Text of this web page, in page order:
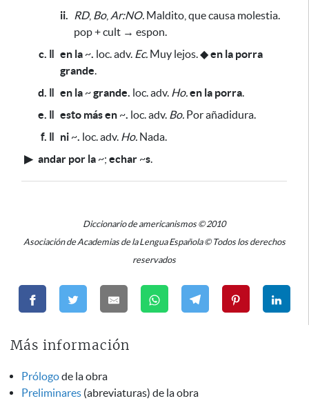
ii.
RD, Bo, Ar:NO. Maldito, que causa molestia.
pop + cult → espon.
c. ǁ en la ~. loc. adv. Ec. Muy lejos.◆en la porra
grande.
d. ǁ en la ~grande. loc. adv. Ho.en la porra.
e. ǁ esto más en ~. loc. adv. Bo. Por añadidura.
f. ǁ ni ~. loc. adv. Ho. Nada.
▶ andar por la ~; echar ~s.
Diccionario de americanismos © 2010
Asociación de Academias de la Lengua Española © Todos los derechos
reservados
Más información
Prólogode la obra
Preliminares (abreviaturas) de la obra